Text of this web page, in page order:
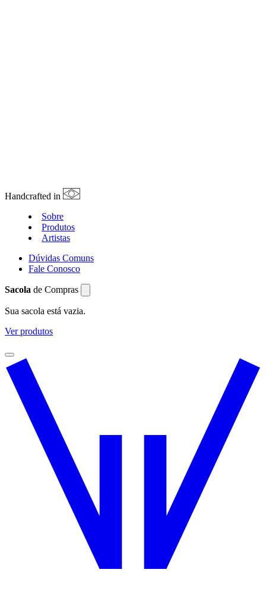
Handcrafted in
Sobre
Produtos
Artistas
Dúvidas Comuns
Fale Conosco
Sacola de Compras
Sua sacola está vazia.
Ver produtos